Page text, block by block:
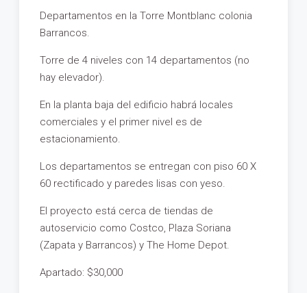
Departamentos en la Torre Montblanc colonia
Barrancos.
Torre de 4 niveles con 14 departamentos (no
hay elevador).
En la planta baja del edificio habrá locales
comerciales y el primer nivel es de
estacionamiento.
Los departamentos se entregan con piso 60 X
60 rectificado y paredes lisas con yeso.
El proyecto está cerca de tiendas de
autoservicio como Costco, Plaza Soriana
(Zapata y Barrancos) y The Home Depot.
Apartado: $30,000